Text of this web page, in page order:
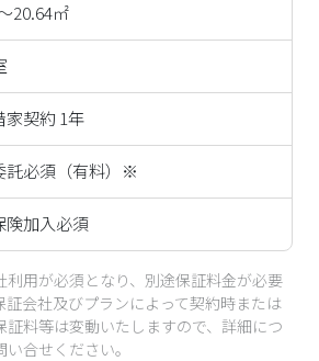
20.64㎡
家契約 1年
託必須（有料）※
険加入必須
用が必須となり、別途保証料金が必要
証会社及びプランによって契約時または
証料等は変動いたしますので、詳細につ
合せください。